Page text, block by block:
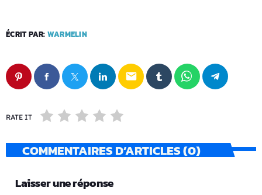
ÉCRIT PAR: WARMELIN
email
RATE IT
COMMENTAIRES D’ARTICLES (0)
Laisser une réponse